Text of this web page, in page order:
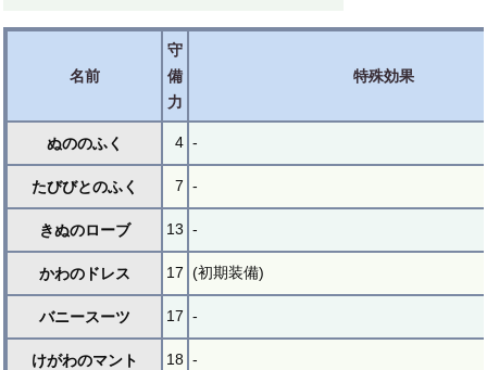
名前
守
備
力
特殊効果
ぬののふく 4 -
たびびとのふく 7 -
きぬのローブ 13 -
かわのドレス 17 (初期装備)
バニースーツ 17 -
けがわのマント 18 -